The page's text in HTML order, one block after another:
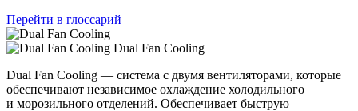
Перейти в глоссарий
Dual Fan Cooling
Dual Fan Cooling — система с двумя вентиляторами, которые
обеспечивают независимое охлаждение холодильного
и морозильного отделений. Обеспечивает быструю